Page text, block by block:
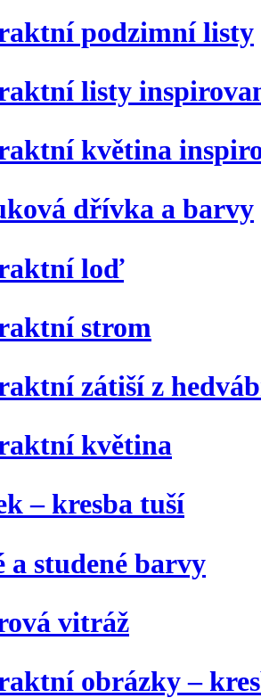
podzimní listy
listy
květina
dřívka a barvy
loď
strom
zátiší z
květina
– kresba tuší
a studené barvy
vitráž
obrázky –